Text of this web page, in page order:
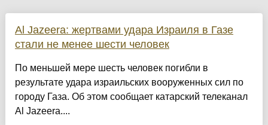
Al Jazeera: жертвами удара Израиля в Газе
стали не менее шести человек
По меньшей мере шесть человек погибли в
результате удара израильских вооруженных сил по
городу Газа. Об этом сообщает катарский телеканал
Al Jazeera....